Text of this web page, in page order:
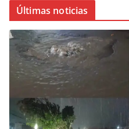
Últimas noticias